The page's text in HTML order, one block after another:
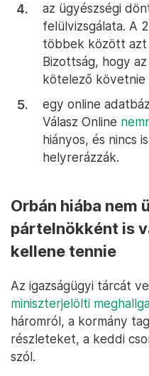
az ügyészségi
felülvizsgálata. A
többek között azt
Bizottság, hogy
kötelező követnie
egy online
Válasz Online
hiányos, és nincs
helyrerázzák.
Orbán hiába nem
pártelnökként is
kellene tennie
Az igazságügyi tárcát
miniszterjelölti
háromról, a kormány
részleteket, a keddi
szól.